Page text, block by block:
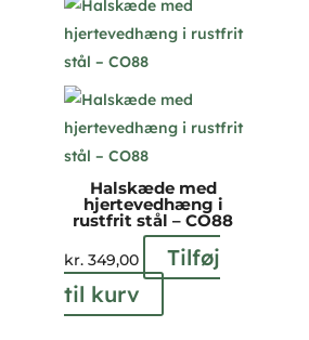
Halskæde med
hjertevedhæng i
rustfrit stål – CO88
kr.349,00
Tilføj
til kurv